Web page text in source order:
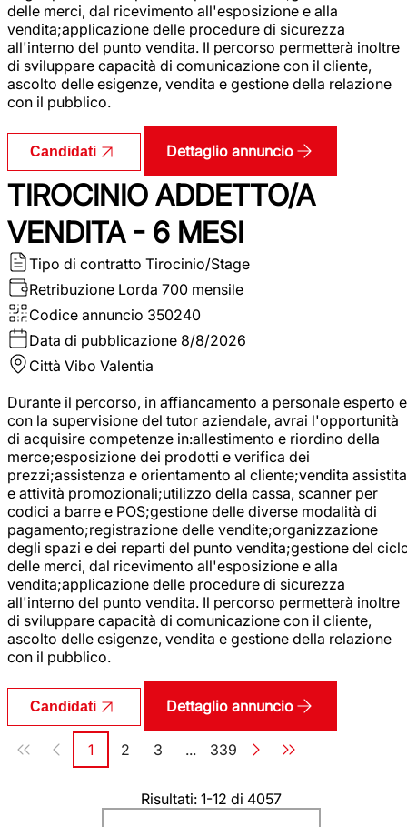
delle merci, dal ricevimento all'esposizione e alla
vendita;applicazione delle procedure di sicurezza
all'interno del punto vendita. Il percorso permetterà inoltre
di sviluppare capacità di comunicazione con il cliente,
ascolto delle esigenze, vendita e gestione della relazione
con il pubblico.
Candidati Dettaglio annuncio
TIROCINIO ADDETTO/A
VENDITA - 6 MESI
Tipo di contratto Tirocinio/Stage
Retribuzione Lorda 700 mensile
Codice annuncio 350240
Data di pubblicazione 8/8/2026
Città Vibo Valentia
Durante il percorso, in affiancamento a personale esperto e
con la supervisione del tutor aziendale, avrai l'opportunità
di acquisire competenze in:allestimento e riordino della
merce;esposizione dei prodotti e verifica dei
prezzi;assistenza e orientamento al cliente;vendita assistita
e attività promozionali;utilizzo della cassa, scanner per
codici a barre e POS;gestione delle diverse modalità di
pagamento;registrazione delle vendite;organizzazione
degli spazi e dei reparti del punto vendita;gestione del
delle merci, dal ricevimento all'esposizione e alla
vendita;applicazione delle procedure di sicurezza
all'interno del punto vendita. Il percorso permetterà inoltre
di sviluppare capacità di comunicazione con il cliente,
ascolto delle esigenze, vendita e gestione della relazione
con il pubblico.
Candidati Dettaglio annuncio
Paginazione
Pagina
1 Pagina
2 Pagina
3 ... Pagina
339
Risultati: 1-12 di 4057